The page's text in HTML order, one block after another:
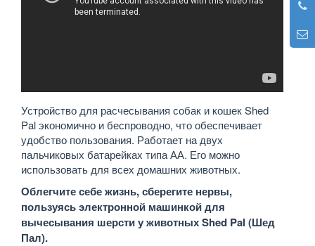
Устройство для расчесывания собак и кошек Shed
Pal экономично и беспроводно, что обеспечивает
удобство пользования. Работает на двух
пальчиковых батарейках типа АА. Его можно
использовать для всех домашних животных.
Облегчите себе жизнь, сберегите нервы,
пользуясь электронной машинкой для
вычесывания шерсти у животных Shed Pal (Шед
Пал).